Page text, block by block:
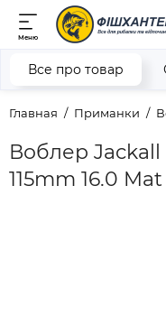
Меню
Главная Приманки
Воблер Jackall
115mm 16.0
Все про товар